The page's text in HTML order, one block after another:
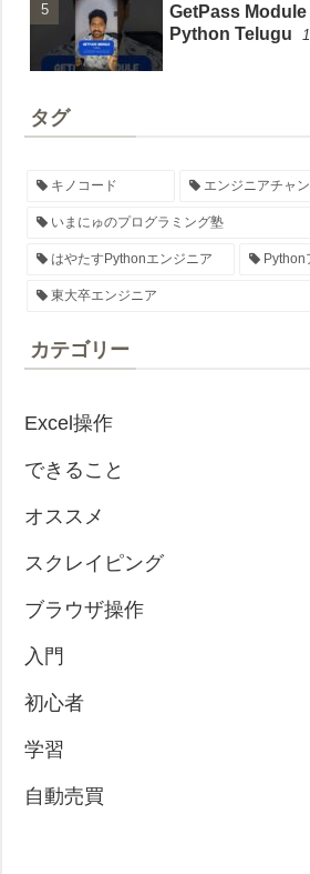
GetPass Module
Python Telugu
タグ
キノコード エンジニアチャ
いまにゅのプログラミング塾
はやたすPythonエンジニア Python
東大卒エンジニア
カテゴリー
Excel操作
できること
オススメ
スクレイピング
ブラウザ操作
入門
初心者
学習
自動売買